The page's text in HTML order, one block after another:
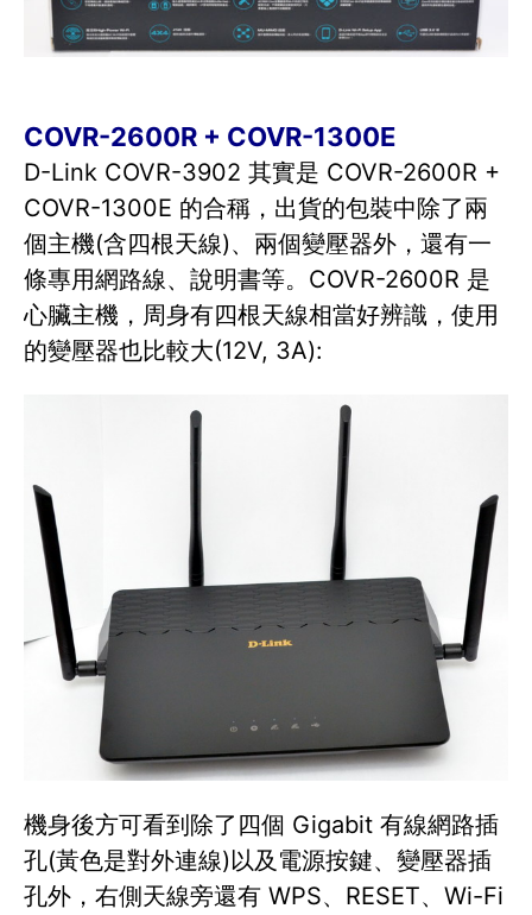
COVR-2600R + COVR-1300E
D-Link COVR-3902 其實是 COVR-2600R +
COVR-1300E 的合稱，出貨的包裝中除了兩
個主機(含四根天線)、兩個變壓器外，還有一
條專用網路線、說明書等。COVR-2600R 是
心臟主機，周身有四根天線相當好辨識，使用
的變壓器也比較大(12V, 3A):
機身後方可看到除了四個 Gigabit 有線網路插
孔(黃色是對外連線)以及電源按鍵、變壓器插
孔外，右側天線旁還有 WPS、RESET、Wi-Fi